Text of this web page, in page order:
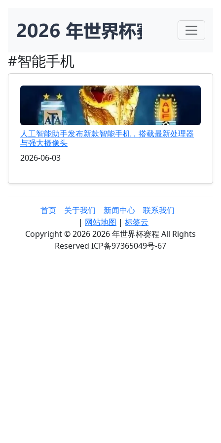
#智能手机
人工智能助手发布新款智能手机，搭载最新处理器
与强大摄像头
2026-06-03
首页 关于我们 新闻中心
联系我们
| 网站地图 | 标签云
Copyright © 2026 2026 年世界杯赛程 All Rights
Reserved ICP备97365049号-67